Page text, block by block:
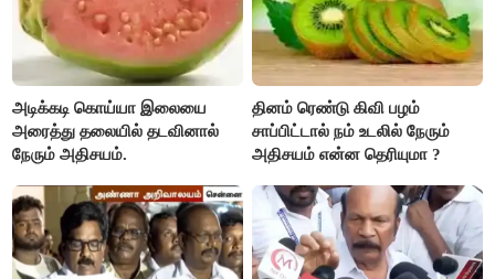
அடிக்கடி கொய்யா இலையை
அரைத்து தலையில் தடவினால்
நேரும் அதிசயம்.
தினம் ரெண்டு கிவி பழம்
சாப்பிட்டால் நம் உடலில் நேரும்
அதிசயம் என்ன தெரியுமா ?